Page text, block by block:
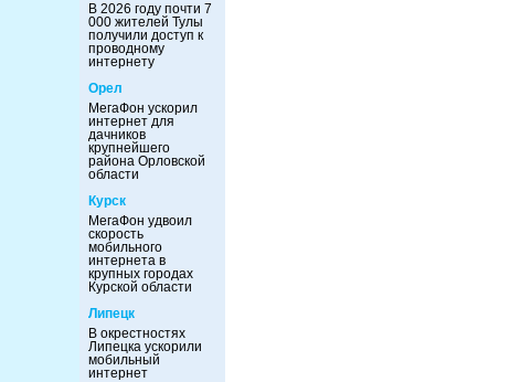
В 2026 году почти 7
000 жителей Тулы
получили доступ к
проводному
интернету
Орел
МегаФон ускорил
интернет для
дачников
крупнейшего
района Орловской
области
Курск
МегаФон удвоил
скорость
мобильного
интернета в
крупных городах
Курской области
Липецк
В окрестностях
Липецка ускорили
мобильный
интернет